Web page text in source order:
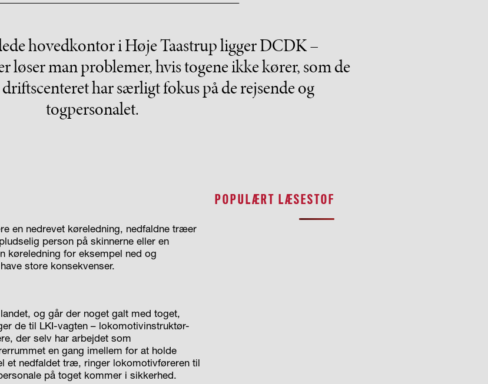
hovedkontor i Høje Taastrup ligger DCDK –
løser man problemer, hvis togene ikke kører, som de
har særligt fokus på de rejsende og
togpersonalet.
en nedrevet køreledning, nedfaldne træer
person på skinnerne eller en
køreledning for eksempel ned og
store konsekvenser.
og går der noget galt med toget,
de til LKI-vagten – lokomotivinstruktør-
der selv har arbejdet som
en gang imellem for at holde
et nedfaldet træ, ringer lokomotivføreren til
på toget kommer i sikkerhed.
POPULÆRT LÆSESTOF